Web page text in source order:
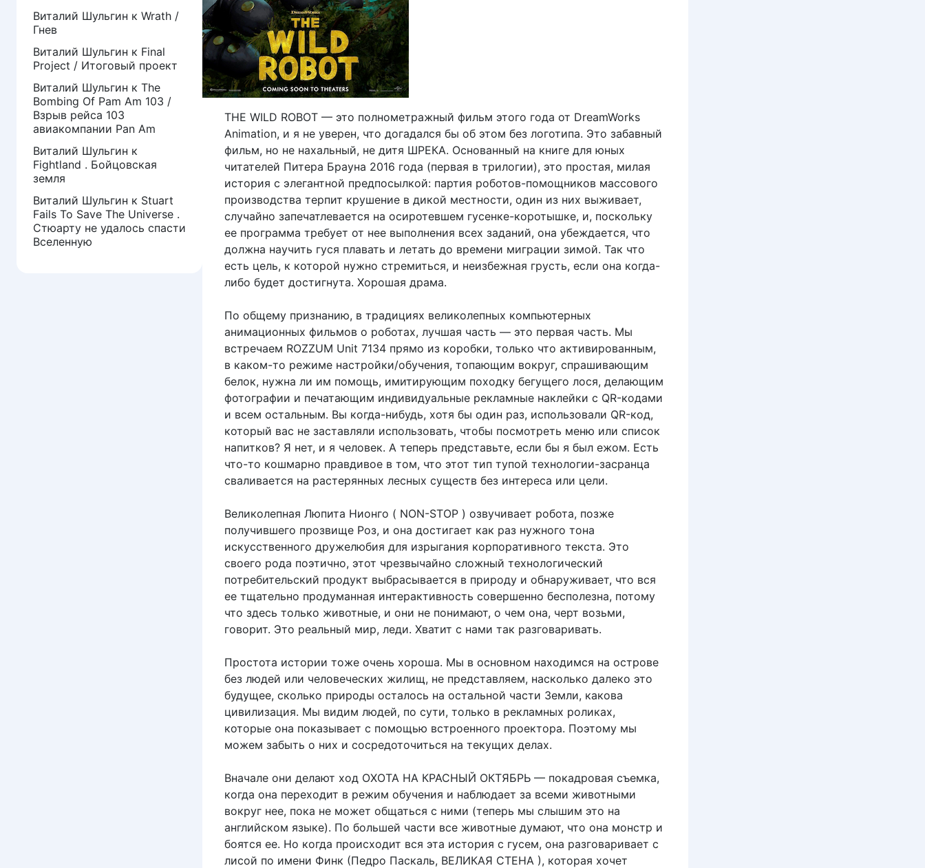
THE WILD ROBOT — это полнометражный фильм этого года от DreamWorks
Animation, и я не уверен, что догадался бы об этом без логотипа. Это забавный
фильм, но не нахальный, не дитя ШРЕКА. Основанный на книге для юных
читателей Питера Брауна 2016 года (первая в трилогии), это простая, милая
история с элегантной предпосылкой: партия роботов-помощников массового
производства терпит крушение в дикой местности, один из них выживает,
случайно запечатлевается на осиротевшем гусенке-коротышке, и, поскольку
ее программа требует от нее выполнения всех заданий, она убеждается, что
должна научить гуся плавать и летать до времени миграции зимой. Так что
есть цель, к которой нужно стремиться, и неизбежная грусть, если она когда-
либо будет достигнута. Хорошая драма.
По общему признанию, в традициях великолепных компьютерных
анимационных фильмов о роботах, лучшая часть — это первая часть. Мы
встречаем ROZZUM Unit 7134 прямо из коробки, только что активированным,
в каком-то режиме настройки/обучения, топающим вокруг, спрашивающим
белок, нужна ли им помощь, имитирующим походку бегущего лося, делающим
фотографии и печатающим индивидуальные рекламные наклейки с QR-кодами
и всем остальным. Вы когда-нибудь, хотя бы один раз, использовали QR-код,
который вас не заставляли использовать, чтобы посмотреть меню или список
напитков? Я нет, и я человек. А теперь представьте, если бы я был ежом. Есть
что-то кошмарно правдивое в том, что этот тип тупой технологии-засранца
сваливается на растерянных лесных существ без интереса или цели.
Великолепная Люпита Нионго ( NON-STOP ) озвучивает робота, позже
получившего прозвище Роз, и она достигает как раз нужного тона
искусственного дружелюбия для изрыгания корпоративного текста. Это
своего рода поэтично, этот чрезвычайно сложный технологический
потребительский продукт выбрасывается в природу и обнаруживает, что вся
ее тщательно продуманная интерактивность совершенно бесполезна, потому
что здесь только животные, и они не понимают, о чем она, черт возьми,
говорит. Это реальный мир, леди. Хватит с нами так разговаривать.
Простота истории тоже очень хороша. Мы в основном находимся на острове
без людей или человеческих жилищ, не представляем, насколько далеко это
будущее, сколько природы осталось на остальной части Земли, какова
цивилизация. Мы видим людей, по сути, только в рекламных роликах,
которые она показывает с помощью встроенного проектора. Поэтому мы
можем забыть о них и сосредоточиться на текущих делах.
Вначале они делают ход ОХОТА НА КРАСНЫЙ ОКТЯБРЬ — покадровая съемка,
когда она переходит в режим обучения и наблюдает за всеми животными
вокруг нее, пока не может общаться с ними (теперь мы слышим это на
английском языке). По большей части все животные думают, что она монстр и
боятся ее. Но когда происходит вся эта история с гусем, она разговаривает с
лисой по имени Финк (Педро Паскаль, ВЕЛИКАЯ СТЕНА ), которая хочет
Виталий Шульгин к Wrath /
Гнев
Виталий Шульгин к Final
Project / Итоговый проект
Виталий Шульгин к The
Bombing Of Pam Am 103 /
Взрыв рейса 103
авиакомпании Pan Am
Виталий Шульгин к
Fightland . Бойцовская
земля
Виталий Шульгин к Stuart
Fails To Save The Universe .
Стюарту не удалось спасти
Вселенную